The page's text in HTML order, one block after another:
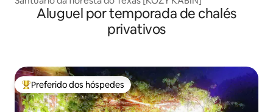
Aluguel por temporada de chalés
privativos
Entre os melhores preferidos dos hóspedes
Preferido dos hóspedes